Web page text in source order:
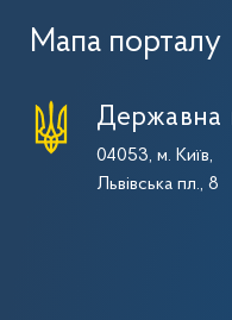
Мапа порталу
Державна
04053, м. Київ,
Львівська пл., 8